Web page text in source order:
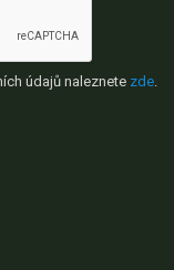
údajů naleznete zde.